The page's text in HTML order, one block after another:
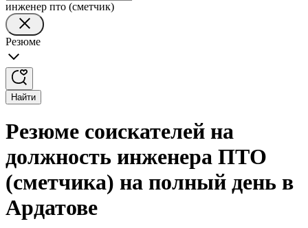
инженер пто (сметчик)
Резюме
Найти
Резюме соискателей на
должность инженера ПТО
(сметчика) на полный день в
Ардатове